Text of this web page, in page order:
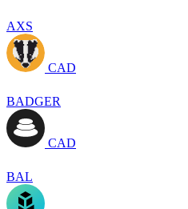
AXS
CAD
BADGER
CAD
BAL